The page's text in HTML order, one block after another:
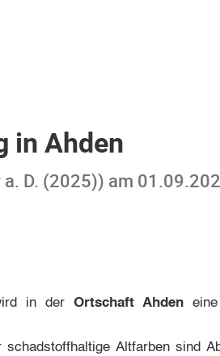
in Ahden
D. (2025)) am
in derOrtschaft Ahden
Altfarben sind